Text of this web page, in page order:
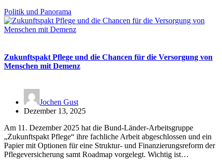
Politik und Panorama
Zukunftspakt Pflege und die Chancen für die Versorgung von
Menschen mit Demenz
Jochen Gust
Dezember 13, 2025
Am 11. Dezember 2025 hat die Bund-Länder-Arbeitsgruppe
„Zukunftspakt Pflege“ ihre fachliche Arbeit abgeschlossen und ein
Papier mit Optionen für eine Struktur- und Finanzierungsreform der
Pflegeversicherung samt Roadmap vorgelegt. Wichtig ist…